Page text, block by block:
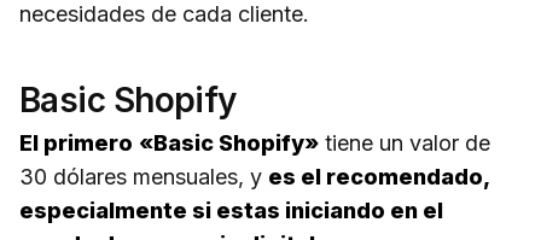
necesidades de cada cliente.
Basic Shopify
El primero «Basic Shopify» tiene un valor de
30 dólares mensuales, y es el recomendado,
especialmente si estas iniciando en el